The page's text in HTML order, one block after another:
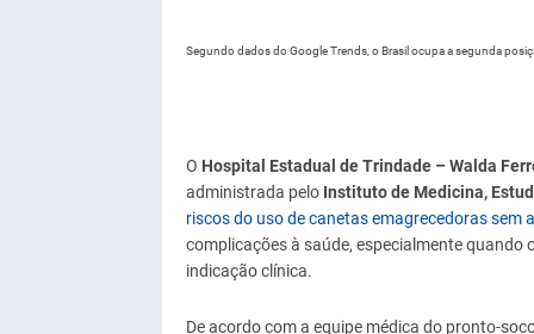
Segundo dados do Google Trends, o Brasil ocupa a segunda
O Hospital Estadual de Trindade – Walda
administrada pelo Instituto de Medicina,
riscos do uso de canetas emagrecedoras sem
complicações à saúde, especialmente
indicação clínica.
De acordo com a equipe médica do pronto-